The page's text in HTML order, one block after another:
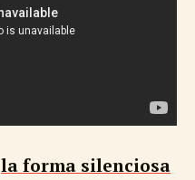
la forma silenciosa